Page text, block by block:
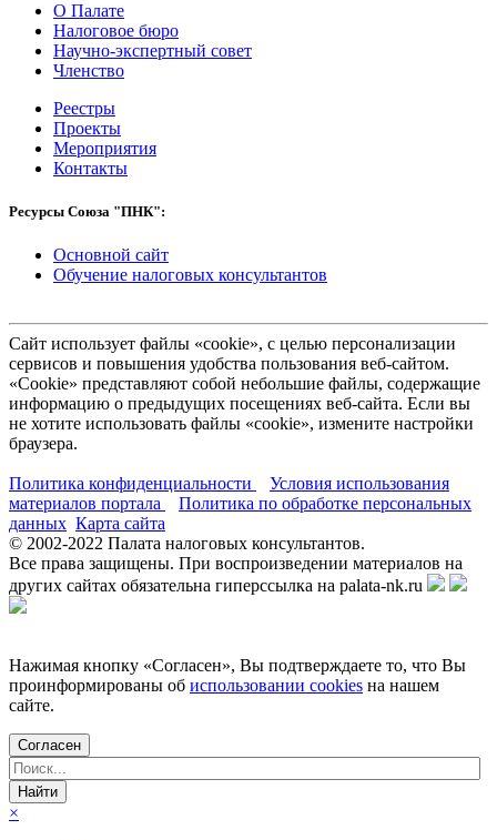
О Палате
Налоговое бюро
Научно-экспертный совет
Членство
Реестры
Проекты
Мероприятия
Контакты
Ресурсы Союза "ПНК":
Основной сайт
Обучение налоговых консультантов
Сайт использует файлы «cookie», с целью персонализации
сервисов и повышения удобства пользования веб-сайтом.
«Cookie» представляют собой небольшие файлы, содержащие
информацию о предыдущих посещениях веб-сайта. Если вы
не хотите использовать файлы «cookie», измените настройки
браузера.
Политика конфиденциальности
Условия использования
материалов портала
Политика по обработке персональных
данных Карта сайта
© 2002-2022 Палата налоговых консультантов.
Все права защищены. При воспроизведении материалов на
других сайтах обязательна гиперссылка на palata-nk.ru
Нажимая кнопку «Согласен», Вы подтверждаете то, что Вы
проинформированы об использовании cookies на нашем
сайте.
Согласен
×